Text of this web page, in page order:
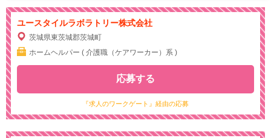
ユースタイルラボラトリー株式会社
茨城県東茨城郡茨城町
ホームヘルパー ( 介護職（ケアワーカー）系 )
『求人のワークゲート』経由の応募
応募する